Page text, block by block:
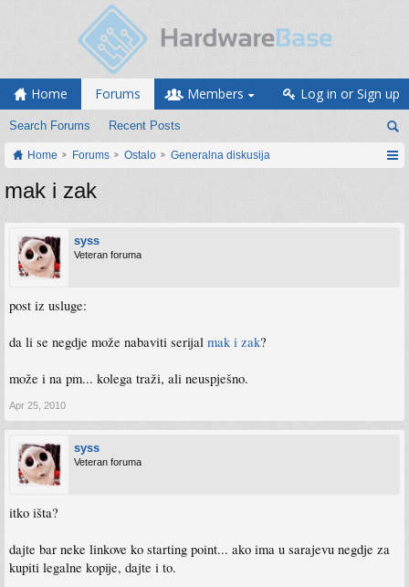
Home Forums
Search Forums Recent Posts
Members Log in or Sign up
Home Forums Ostalo Generalna diskusija
mak i zak
syss
Veteran foruma
post iz usluge:
da li se negdje može nabaviti serijal mak i zak?
može i na pm... kolega traži, ali neuspješno.
Apr 25, 2010
syss
Veteran foruma
itko išta?
dajte bar neke linkove ko starting point... ako ima u sarajevu negdje za
kupiti legalne kopije, dajte i to.